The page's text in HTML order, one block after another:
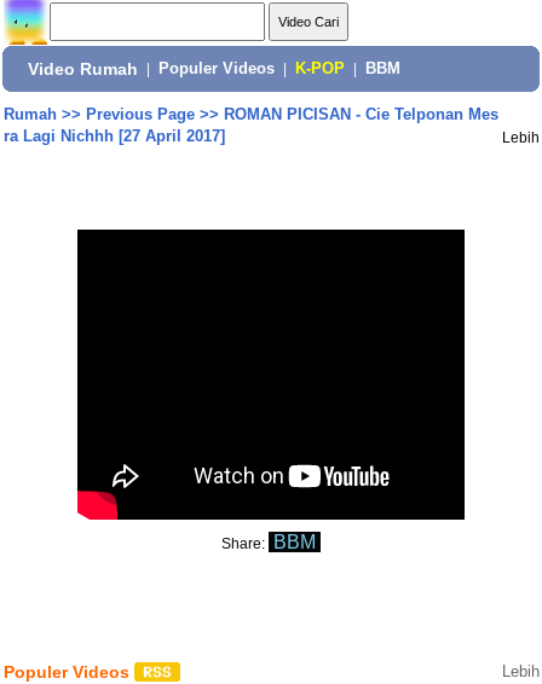
Video Rumah Populer Videos K-POP BBM
Rumah>> Previous Page>> ROMAN PICISAN - Cie Telponan Mes
ra Lagi Nichhh [27 April 2017]
Lebih
Share: BBM
Populer Videos Lebih